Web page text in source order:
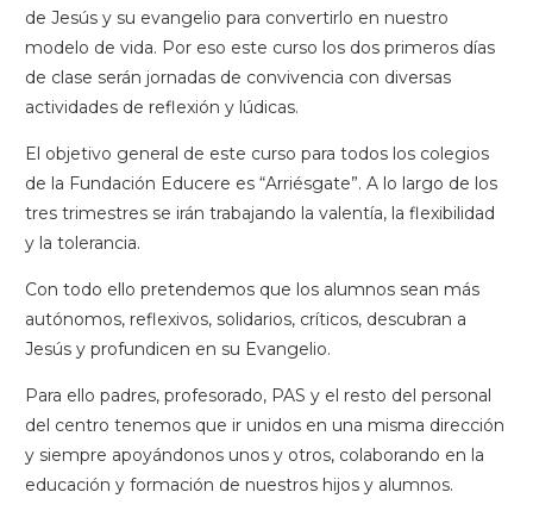
de Jesús y su evangelio para convertirlo en nuestro
modelo de vida. Por eso este curso los dos primeros días
de clase serán jornadas de convivencia con diversas
actividades de reflexión y lúdicas.
El objetivo general de este curso para todos los colegios
de la Fundación Educere es “Arriésgate”. A lo largo de los
tres trimestres se irán trabajando la valentía, la flexibilidad
y la tolerancia.
Con todo ello pretendemos que los alumnos sean más
autónomos, reflexivos, solidarios, críticos, descubran a
Jesús y profundicen en su Evangelio.
Para ello padres, profesorado, PAS y el resto del personal
del centro tenemos que ir unidos en una misma dirección
y siempre apoyándonos unos y otros, colaborando en la
educación y formación de nuestros hijos y alumnos.